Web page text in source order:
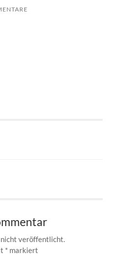
veröffentlicht.
* markiert